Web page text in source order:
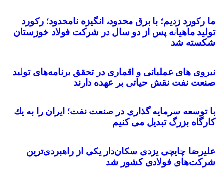
ما رکورد زدیم؛ با برق محدود، انگیزه نامحدود؛ رکورد
تولید ماهیانه پس از دو سال در شرکت فولاد خوزستان
شکسته شد
نیروی های عملیاتی و اقماری در تحقق برنامه‌های تولید
صنعت نفت نقش حیاتی بر عهده دارند
با توسعه سرمایه گذاری در صنعت نفت؛ ایران را به یك
كارگاه بزرگ تبدیل می كنیم
علیرضا چایچی یزدی سکان‌دار یکی از راهبردی‌ترین
شرکت‌های فولادی کشور شد